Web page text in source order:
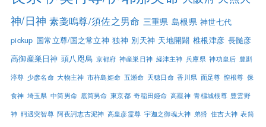
神/日神 素戔嗚尊/須佐之男命 三重県 島根県 神世七代
pickup 国常立尊/国之常立神 独神 別天神 天地開闢 椎根津彦 長髄彦
高御産巣日神 頭八咫烏 京都府 神産巣日神 経津主神 兵庫県 神功皇后 豊斟
渟尊 少彦名命 大物主神 市杵島姫命 五瀬命 天穂日命 香川県 面足尊 惶根尊 保
食神 埼玉県 中筒男命 底筒男命 東京都 奇稲田姫命 高龗神 青橿城根尊 豊雲野
神 軻遇突智尊 阿夜訶志古泥神 高皇彦霊尊 宇迦之御魂大神 弟猾 住吉大神 表筒